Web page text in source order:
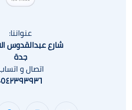
عنواننا:
شارع عبدالقدوس
جدة
اتصال و